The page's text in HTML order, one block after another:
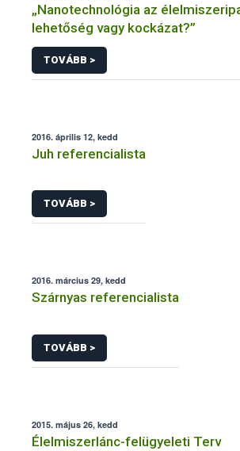
„Nanotechnológia az
lehetőség vagy kockázat?”
TOVÁBB >
2016. április 12, kedd
Juh referencialista
TOVÁBB >
2016. március 29, kedd
Szárnyas referencialista
TOVÁBB >
2015. május 26, kedd
Élelmiszerlánc-felügyeleti Terv